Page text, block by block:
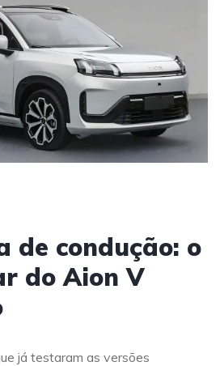
de condução: o
do Aion V
já testaram as versões